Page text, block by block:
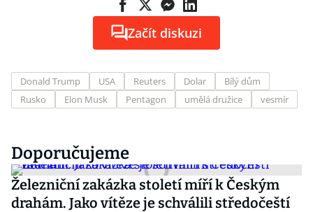
Začít diskuzi
Donald Trump USA Reuters Dolar
Bílý dům
Rusko
Elon Musk Pentagon umělá družice vesmír
Doporučujeme
Železniční zakázka století míří k Českým
drahám. Jako vítěze je schválili středočeští